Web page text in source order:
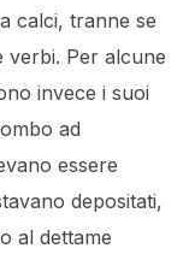
calci, tranne se
verbi. Per alcune
invece i suoi
ad
essere
depositati,
al dettame